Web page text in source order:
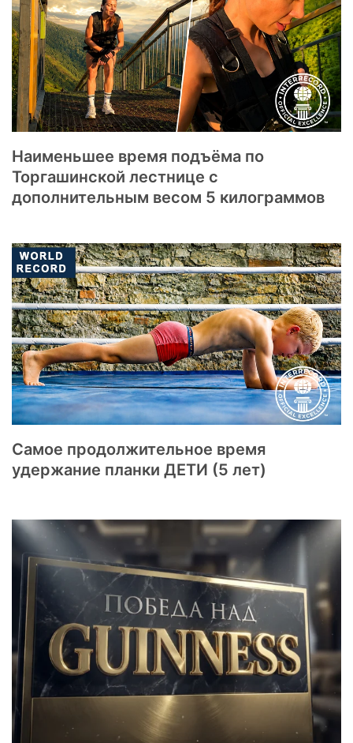
Наименьшее время подъёма по
Торгашинской лестнице с
дополнительным весом 5 килограммов
Самое продолжительное время
удержание планки ДЕТИ (5 лет)